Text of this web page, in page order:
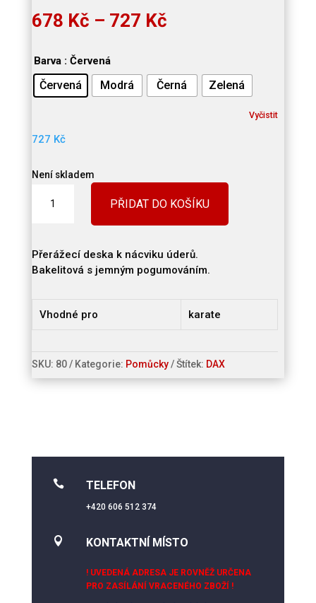
678 Kč – 727 KčRozpětí
727 Kč
Barva : Červená
Červená Modrá Černá Zelená
Vyčistit
727 Kč
Není skladem
deska
PŘIDAT DO KOŠÍKU
Přerážecí deska k nácviku úderů.
Bakelitová s jemným pogumováním.
Vhodné pro karate
SKU: 80 Kategorie: Pomůcky Štítek: DAX
 TELEFON
+420 606 512 374
 KONTAKTNÍ MÍSTO
! UVEDENÁ ADRESA JE ROVNĚŽ URČENA
PRO ZASÍLÁNÍ VRACENÉHO ZBOŽÍ !